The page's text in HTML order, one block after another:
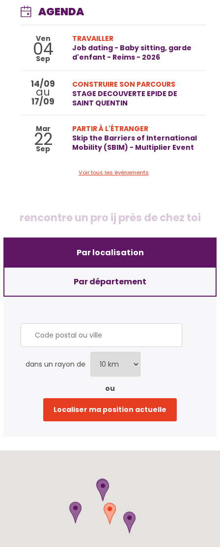
AGENDA
Ven
04
Sep
TRAVAILLER
Job dating - Baby sitting, garde
d'enfant - Reims - 2026
14/09
au
17/09
CONSTRUIRE SON PARCOURS
STAGE DECOUVERTE EPIDE DE
SAINT QUENTIN
Mar
22
Sep
PARTIR À L'ÉTRANGER
Skip the Barriers of International
Mobility (SBIM) - Multiplier Event
Voir tous les évènements
rencontre un pro ij près de chez toi
Par localisation
Par département
dans un rayon de
ou
Localiser ma position actuelle